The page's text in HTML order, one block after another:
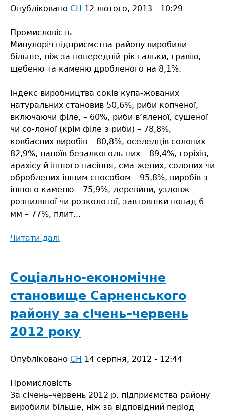
ц.р.
Опубліковано СН 12 лютого, 2013 - 10:29
Промисловість
Минулоріч підприємства району виробили
більше, ніж за попередній рік гальки, гравію,
щебеню та каменю дробленого на 8,1%.
Індекс виробництва соків купа-жованих
натуральних становив 50,6%, риби копченої,
включаючи філе, – 60%, риби в’яленої, сушеної
чи со-лоної (крім філе з риби) – 78,8%,
ковбасних виробів – 80,8%, оселедців солоних –
82,9%, напоїв безалкоголь-них – 89,4%, горіхів,
арахісу й іншого насіння, сма-жених, солоних чи
оброблених іншим способом – 95,8%, виробів з
іншого каменю – 75,9%, деревини, уздовж
розпиляної чи розколотої, завтовшки понад 6
мм – 77%, плит...
Читати далі
становище
Сарненського
району
за
2012
рік
Соціально-економічне
становище Сарненського
району за січень–червень
2012 року
Опубліковано СН 14 серпня, 2012 - 12:44
Промисловість
За січень–червень 2012 р. підприємства району
виробили більше, ніж за відповідний період